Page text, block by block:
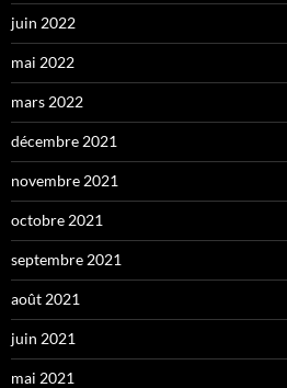
juin 2022
mai 2022
mars 2022
décembre 2021
novembre 2021
octobre 2021
septembre 2021
août 2021
juin 2021
mai 2021